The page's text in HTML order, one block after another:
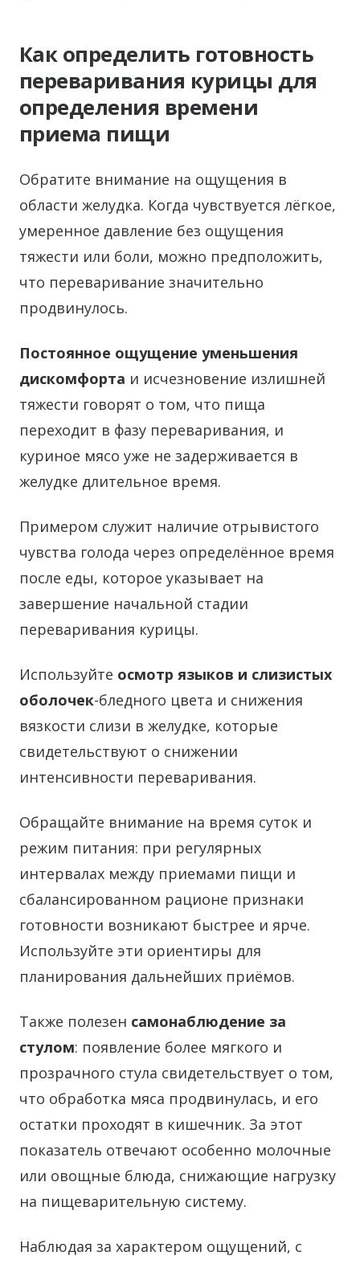
Как определить готовность
переваривания курицы для
определения времени
приема пищи
Обратите внимание на ощущения в
области желудка. Когда чувствуется лёгкое,
умеренное давление без ощущения
тяжести или боли, можно предположить,
что переваривание значительно
продвинулось.
Постоянное ощущение уменьшения
дискомфорта и исчезновение излишней
тяжести говорят о том, что пища
переходит в фазу переваривания, и
куриное мясо уже не задерживается в
желудке длительное время.
Примером служит наличие отрывистого
чувства голода через определённое время
после еды, которое указывает на
завершение начальной стадии
переваривания курицы.
Используйте осмотр языков и слизистых
оболочек-бледного цвета и снижения
вязкости слизи в желудке, которые
свидетельствуют о снижении
интенсивности переваривания.
Обращайте внимание на время суток и
режим питания: при регулярных
интервалах между приемами пищи и
сбалансированном рационе признаки
готовности возникают быстрее и ярче.
Используйте эти ориентиры для
планирования дальнейших приёмов.
Также полезен самонаблюдение за
стулом: появление более мягкого и
прозрачного стула свидетельствует о том,
что обработка мяса продвинулась, и его
остатки проходят в кишечник. За этот
показатель отвечают особенно молочные
или овощные блюда, снижающие нагрузку
на пищеварительную систему.
Наблюдая за характером ощущений, с